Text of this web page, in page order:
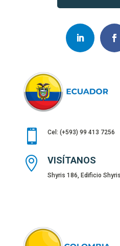
 Cel: (+593) 99 413 7256
 VISÍTANOS
Shyris 186, Edificio